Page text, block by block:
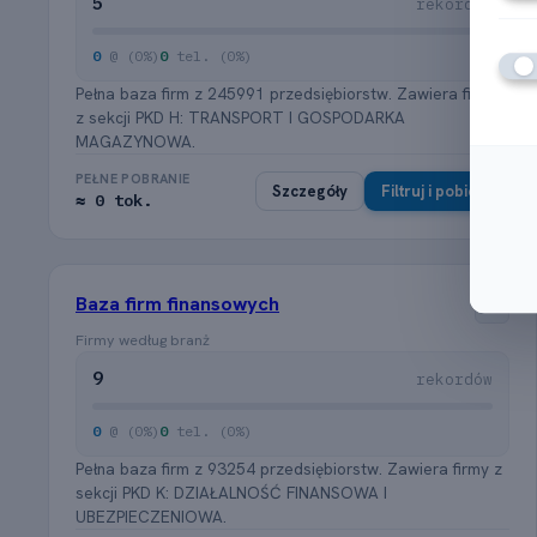
0 @ (0%) 0 tel. (0%)
Pełna baza firm z 245991 przedsiębiorstw. Zawiera firmy
z sekcji PKD H: TRANSPORT I GOSPODARKA
MAGAZYNOWA.
PEŁNE POBRANIE
≈ 0 tok. Szczegóły Filtruj i pobierz
Baza firm finansowych
Firmy według branż
9 rekordów
0 @ (0%) 0 tel. (0%)
Pełna baza firm z 93254 przedsiębiorstw. Zawiera firmy z
sekcji PKD K: DZIAŁALNOŚĆ FINANSOWA I
UBEZPIECZENIOWA.